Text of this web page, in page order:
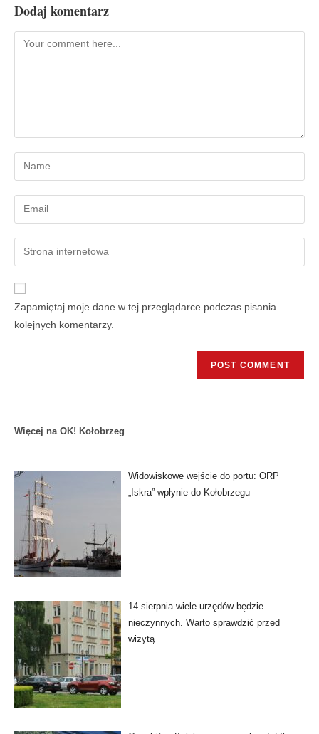
Dodaj komentarz
Zapamiętaj moje dane w tej przeglądarce podczas pisania
kolejnych komentarzy.
Więcej na OK! Kołobrzeg
Widowiskowe wejście do portu: ORP
„Iskra” wpłynie do Kołobrzegu
14 sierpnia wiele urzędów będzie
nieczynnych. Warto sprawdzić przed
wizytą